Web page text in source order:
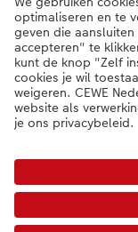
Als je een vraag hebt
0318 264 005[ma - vr
* Tenzij anders